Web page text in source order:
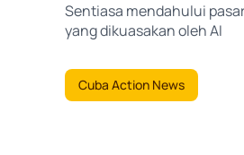
Sentiasa mendahului
yang dikuasakan oleh AI
Cuba Action News